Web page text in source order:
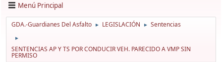
Menú Principal
GDA.-Guardianes Del Asfalto ► LEGISLACIÓN ► Sentencias
►
SENTENCIAS AP Y TS POR CONDUCIR VEH. PARECIDO A VMP SIN
PERMISO